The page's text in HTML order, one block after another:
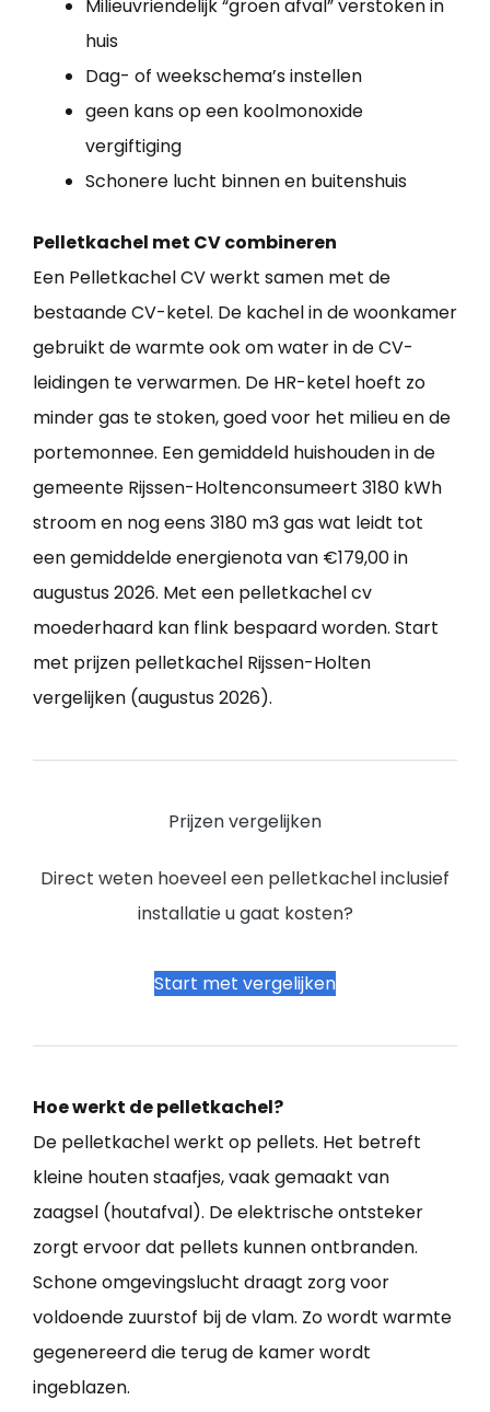
Milieuvriendelijk “groen afval” verstoken in
huis
Dag- of weekschema’s instellen
geen kans op een koolmonoxide
vergiftiging
Schonere lucht binnen en buitenshuis
Pelletkachel met CV combineren
Een Pelletkachel CV werkt samen met de
bestaande CV-ketel. De kachel in de woonkamer
gebruikt de warmte ook om water in de CV-
leidingen te verwarmen. De HR-ketel hoeft zo
minder gas te stoken, goed voor het milieu en de
portemonnee. Een gemiddeld huishouden in de
gemeente Rijssen-Holtenconsumeert 3180 kWh
stroom en nog eens 3180 m3 gas wat leidt tot
een gemiddelde energienota van €179,00 in
augustus 2026. Met een pelletkachel cv
moederhaard kan flink bespaard worden. Start
met prijzen pelletkachel Rijssen-Holten
vergelijken (augustus 2026).
Prijzen vergelijken
Direct weten hoeveel een pelletkachel inclusief
installatie u gaat kosten?
Start met vergelijken
Hoe werkt de pelletkachel?
De pelletkachel werkt op pellets. Het betreft
kleine houten staafjes, vaak gemaakt van
zaagsel (houtafval). De elektrische ontsteker
zorgt ervoor dat pellets kunnen ontbranden.
Schone omgevingslucht draagt zorg voor
voldoende zuurstof bij de vlam. Zo wordt warmte
gegenereerd die terug de kamer wordt
ingeblazen.